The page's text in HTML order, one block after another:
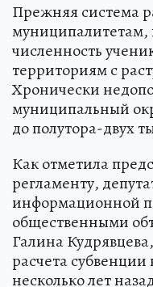
Прежняя система
муниципалитетам,
численность
территориям с
Хронически
муниципальный
до полутора-двух
Как отметила
регламенту,
информационной
общественными
Галина
расчета субвенции
несколько лет